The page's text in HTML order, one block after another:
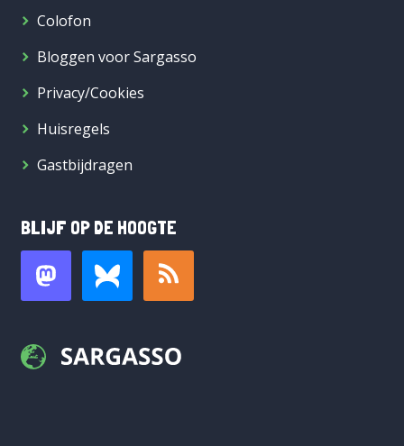
Colofon
Bloggen voor Sargasso
Privacy/Cookies
Huisregels
Gastbijdragen
BLIJF OP DE HOOGTE